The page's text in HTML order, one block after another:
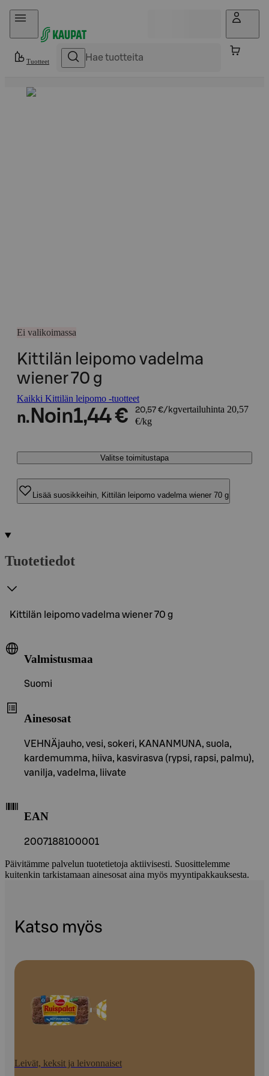
Hyppää sisältöön
Tuotteet
Ei valikoimassa
Kittilän leipomo vadelma
wiener 70 g
Kaikki Kittilän leipomo -tuotteet
n. Noin1,44 € 20,57 €/kgvertailuhinta 20,57
€/kg
Valitse toimitustapa
Lisää suosikkeihin, Kittilän leipomo vadelma wiener 70 g
Tuotetiedot
Kittilän leipomo vadelma wiener 70 g
Valmistusmaa
Suomi
Ainesosat
VEHNÄjauho, vesi, sokeri, KANANMUNA, suola,
kardemumma, hiiva, kasvirasva (rypsi, rapsi, palmu),
vanilja, vadelma, liivate
EAN
2007188100001
Päivitämme palvelun tuotetietoja aktiivisesti. Suosittelemme
kuitenkin tarkistamaan ainesosat aina myös myyntipakkauksesta.
Katso myös
Leivät, keksit ja leivonnaiset